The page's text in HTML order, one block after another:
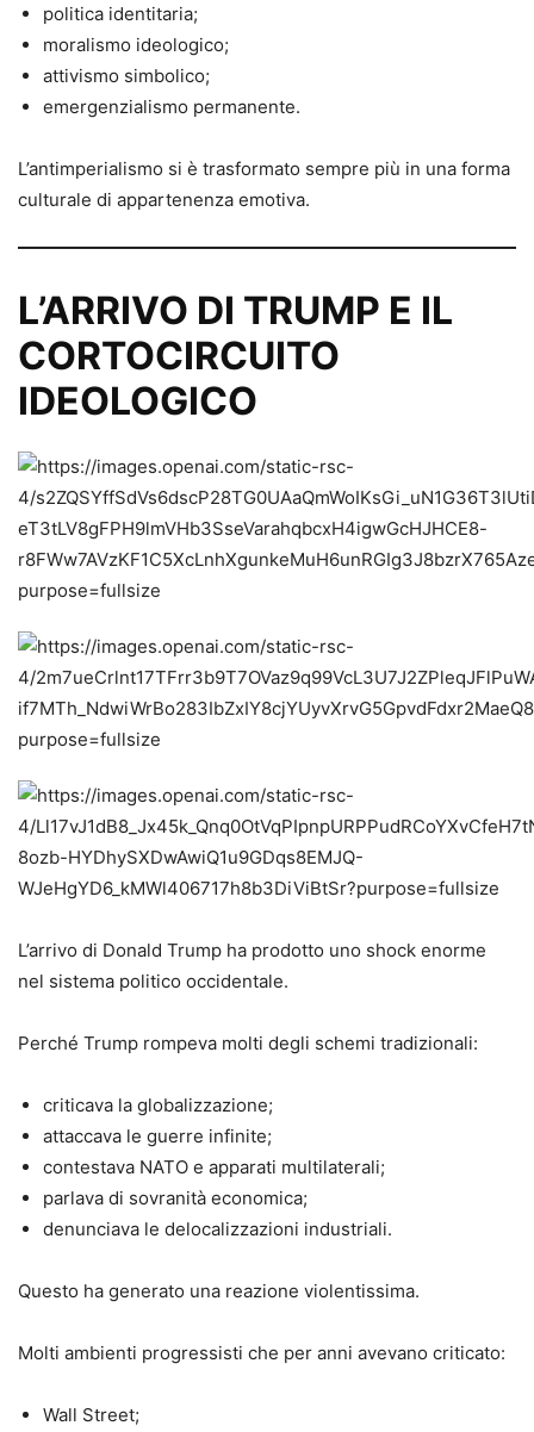
politica identitaria;
moralismo ideologico;
attivismo simbolico;
emergenzialismo permanente.
L’antimperialismo si è trasformato sempre più in una forma
culturale di appartenenza emotiva.
L’ARRIVO DI TRUMP E IL
CORTOCIRCUITO
IDEOLOGICO
L’arrivo di Donald Trump ha prodotto uno shock enorme
nel sistema politico occidentale.
Perché Trump rompeva molti degli schemi tradizionali:
criticava la globalizzazione;
attaccava le guerre infinite;
contestava NATO e apparati multilaterali;
parlava di sovranità economica;
denunciava le delocalizzazioni industriali.
Questo ha generato una reazione violentissima.
Molti ambienti progressisti che per anni avevano criticato:
Wall Street;